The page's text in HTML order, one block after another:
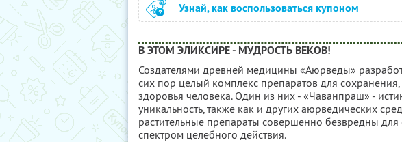
Узнай, как воспользоваться купоном
В ЭТОМ ЭЛИКСИРЕ - МУДРОСТЬ ВЕКОВ!
Создателями древней медицины «Аюрведы»
сих пор целый комплекс препаратов для
здоровья человека. Один из них - «Чаванпраш» -
уникальность, также как и других аюрведических
растительные препараты совершенно безвредны
спектром целебного действия.